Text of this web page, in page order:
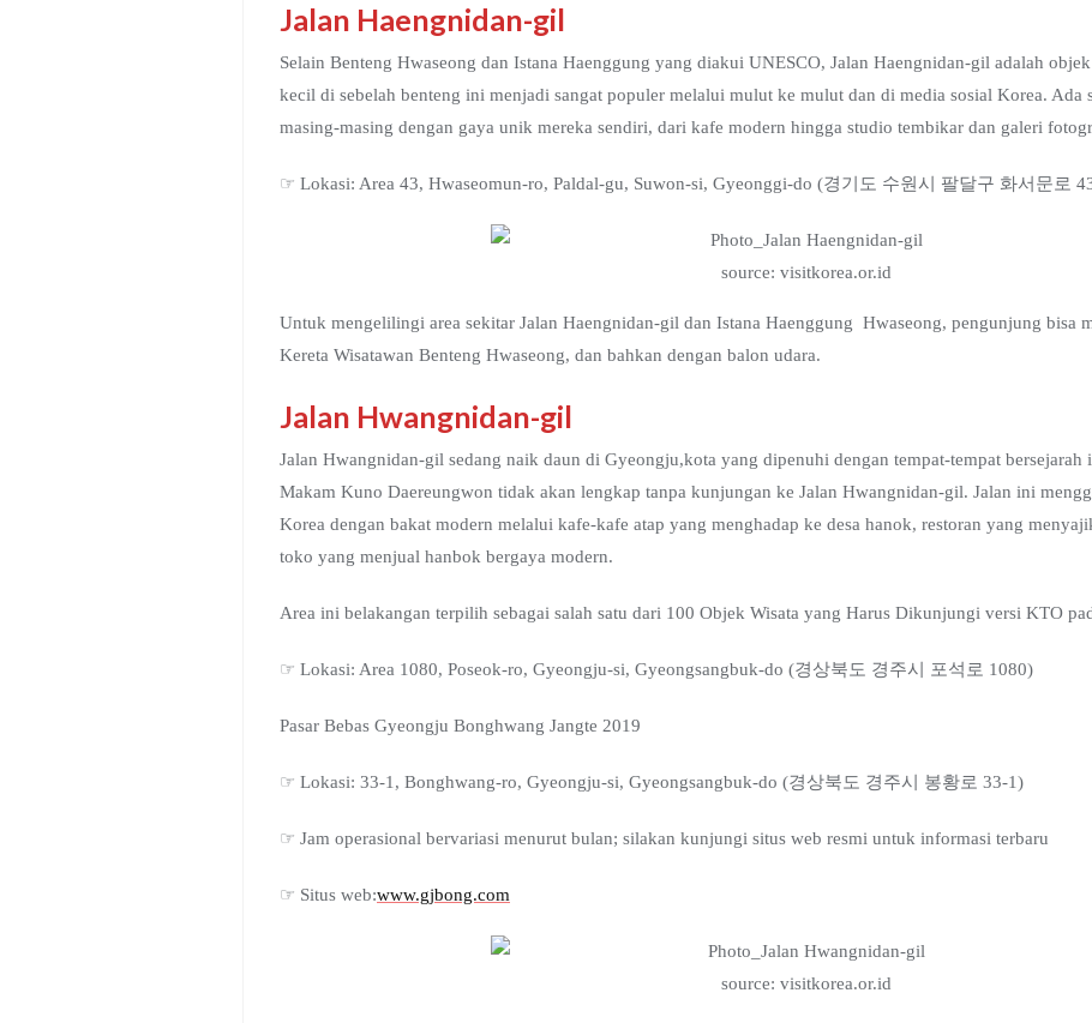
Jalan Haengnidan-gil
Selain Benteng Hwaseong dan Istana Haenggung yang diakui UNESCO, Jalan Haengnidan-gil adalah
kecil di sebelah benteng ini menjadi sangat populer melalui mulut ke mulut dan di media sosial Korea. Ada
masing-masing dengan gaya unik mereka sendiri, dari kafe modern hingga studio tembikar dan galeri
☞ Lokasi: Area 43, Hwaseomun-ro, Paldal-gu, Suwon-si, Gyeonggi-do (경기도 수원시 팔달구 화서문로
source: visitkorea.or.id
Untuk mengelilingi area sekitar Jalan Haengnidan-gil dan Istana Haenggung Hwaseong, pengunjung bisa
Kereta Wisatawan Benteng Hwaseong, dan bahkan dengan balon udara.
Jalan Hwangnidan-gil
Jalan Hwangnidan-gil sedang naik daun di Gyeongju,kota yang dipenuhi dengan tempat-tempat
Makam Kuno Daereungwon tidak akan lengkap tanpa kunjungan ke Jalan Hwangnidan-gil. Jalan ini
Korea dengan bakat modern melalui kafe-kafe atap yang menghadap ke desa hanok, restoran yang
toko yang menjual hanbok bergaya modern.
Area ini belakangan terpilih sebagai salah satu dari 100 Objek Wisata yang Harus Dikunjungi versi KTO
☞ Lokasi: Area 1080, Poseok-ro, Gyeongju-si, Gyeongsangbuk-do (경상북도 경주시 포석로 1080)
Pasar Bebas Gyeongju Bonghwang Jangte 2019
☞ Lokasi: 33-1, Bonghwang-ro, Gyeongju-si, Gyeongsangbuk-do (경상북도 경주시 봉황로 33-1)
☞ Jam operasional bervariasi menurut bulan; silakan kunjungi situs web resmi untuk informasi terbaru
☞ Situs web:www.gjbong.com
source: visitkorea.or.id